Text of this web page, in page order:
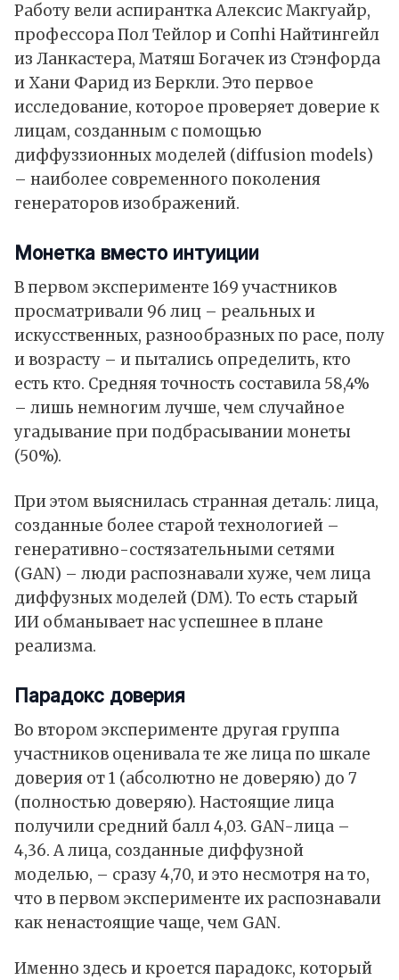
Работу вели аспирантка Алексис Макгуайр,
профессора Пол Тейлор и Сопhi Найтингейл
из Ланкастера, Матяш Богачек из Стэнфорда
и Хани Фарид из Беркли. Это первое
исследование, которое проверяет доверие к
лицам, созданным с помощью
диффуззионных моделей (diffusion models)
– наиболее современного поколения
генераторов изображений.
Монетка вместо интуиции
В первом эксперименте 169 участников
просматривали 96 лиц – реальных и
искусственных, разнообразных по расе, полу
и возрасту – и пытались определить, кто
есть кто. Средняя точность составила 58,4%
– лишь немногим лучше, чем случайное
угадывание при подбрасывании монеты
(50%).
При этом выяснилась странная деталь: лица,
созданные более старой технологией –
генеративно-состязательными сетями
(GAN) – люди распознавали хуже, чем лица
диффузных моделей (DM). То есть старый
ИИ обманывает нас успешнее в плане
реализма.
Парадокс доверия
Во втором эксперименте другая группа
участников оценивала те же лица по шкале
доверия от 1 (абсолютно не доверяю) до 7
(полностью доверяю). Настоящие лица
получили средний балл 4,03. GAN-лица –
4,36. А лица, созданные диффузной
моделью, – сразу 4,70, и это несмотря на то,
что в первом эксперименте их распознавали
как ненастоящие чаще, чем GAN.
Именно здесь и кроется парадокс, который